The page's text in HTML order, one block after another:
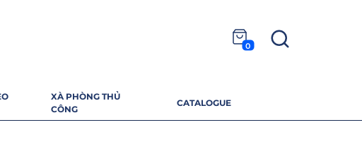
XÀ PHÒNG THỦ
CÔNG
CATALOGUE
0